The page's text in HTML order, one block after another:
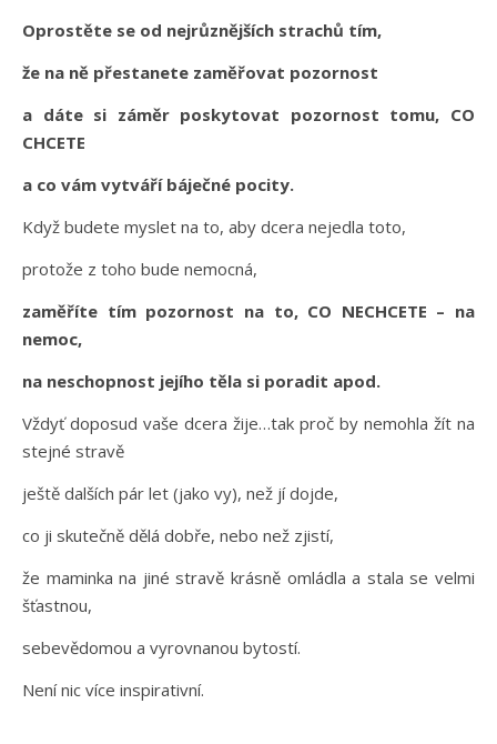
Oprostěte se od nejrůznějších strachů tím,
že na ně přestanete zaměřovat pozornost
a dáte si záměr poskytovat pozornost tomu, CO
CHCETE
a co vám vytváří báječné pocity.
Když budete myslet na to, aby dcera nejedla toto,
protože z toho bude nemocná,
zaměříte tím pozornost na to, CO NECHCETE – na
nemoc,
na neschopnost jejího těla si poradit apod.
Vždyť doposud vaše dcera žije…tak proč by nemohla žít na
stejné stravě
ještě dalších pár let (jako vy), než jí dojde,
co ji skutečně dělá dobře, nebo než zjistí,
že maminka na jiné stravě krásně omládla a stala se velmi
šťastnou,
sebevědomou a vyrovnanou bytostí.
Není nic více inspirativní.